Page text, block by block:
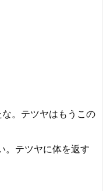
。テツヤはもうこの
。テツヤに体を返す